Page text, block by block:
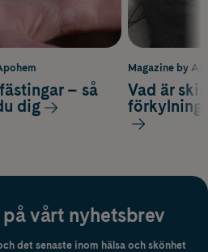
Magazine by
Vad är
förkylning
– så
dig
på vårt nyhetsbrev
det senaste inom hälsa och skönhet